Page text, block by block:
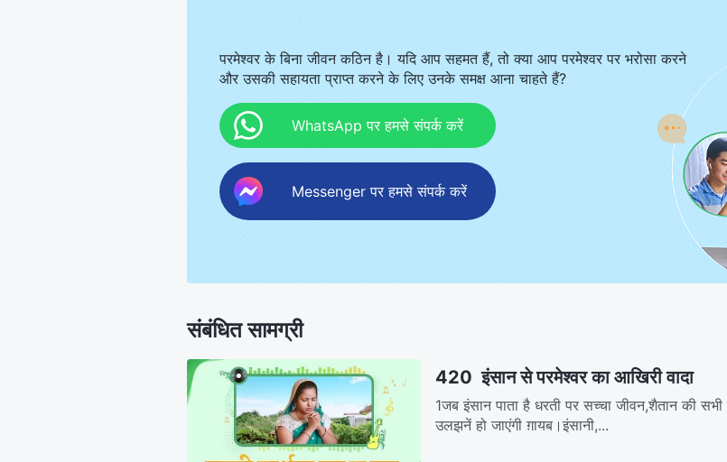
परमेश्वर के बिना जीवन कठिन है। यदि आप सहमत हैं, तो क्या आप परमेश्वर पर भरोसा करने
और उसकी सहायता प्राप्त करने के लिए उनके समक्ष आना चाहते हैं?
WhatsApp पर हमसे संपर्क करें
Messenger पर हमसे संपर्क करें
संबंधित सामग्री
420 इंसान से परमेश्वर का आखिरी वादा
1जब इंसान पाता है धरती पर सच्चा जीवन,शैतान की
उलझनें हो जाएंगी ग़ायब।इंसानी,...